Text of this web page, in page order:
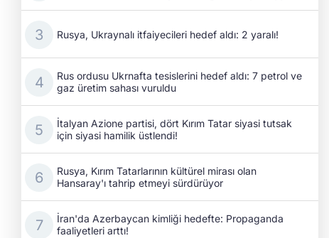
Rusya, Ukraynalı itfaiyecileri hedef aldı: 2 yaralı!
Rus ordusu Ukrnafta tesislerini hedef aldı: 7 petrol ve
gaz üretim sahası vuruldu
İtalyan Azione partisi, dört Kırım Tatar siyasi tutsak
için siyasi hamilik üstlendi!
Rusya, Kırım Tatarlarının kültürel mirası olan
Hansaray'ı tahrip etmeyi sürdürüyor
İran'da Azerbaycan kimliği hedefte: Propaganda
faaliyetleri arttı!